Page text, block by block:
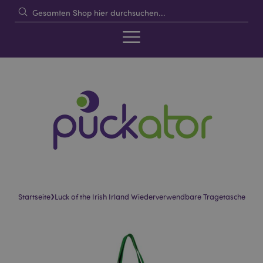
Startseite›Luck of the Irish Irland Wiederverwendbare Tragetasche